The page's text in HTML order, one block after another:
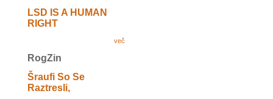
LSD IS A HUMAN
RIGHT
več
RogZin
Šraufi So Se
Raztresli,